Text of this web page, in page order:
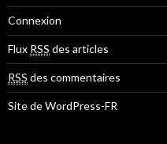
Connexion
Flux RSS des articles
RSS des commentaires
Site de WordPress-FR